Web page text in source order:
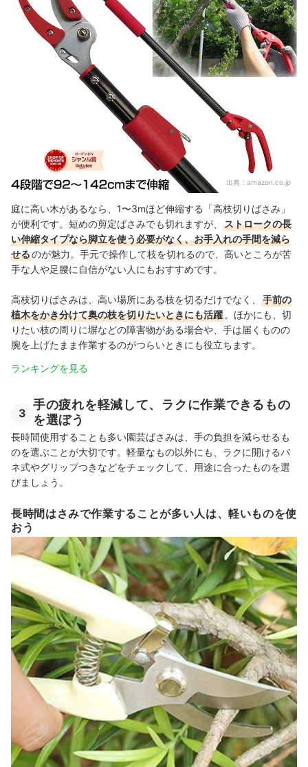
出典： amazon.co.jp
庭に高い木があるなら、1〜3mほど伸縮する「高枝切りばさみ」
が便利です。短めの剪定ばさみでも切れますが、
ストロークの長
い伸縮タイプなら脚立を使う必要がなく、お手入れの手間を減ら
せるのが魅力。手元で操作して枝を切れるので、高いところが苦
手な人や足腰に自信がない人にもおすすめです。
高枝切りばさみは、高い場所にある枝を切るだけでなく、
手前の
植木をかき分けて奥の枝を切りたいときにも活躍 。ほかにも、切
りたい枝の周りに塀などの障害物がある場合や、手は届くものの
腕を上げたまま作業するのがつらいときにも役立ちます。
ランキングを見る
3
手の疲れを軽減して、ラクに作業できるもの
を選ぼう
長時間使用することも多い園芸ばさみは、手の負担を減らせるも
のを選ぶことが大切です。軽量なもの以外にも、ラクに開けるバ
ネ式やグリップつきなどをチェックして、用途に合ったものを選
びましょう。
長時間はさみで作業することが多い人は、軽いものを使
おう